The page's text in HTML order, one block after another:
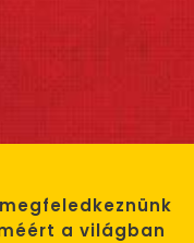
a világban